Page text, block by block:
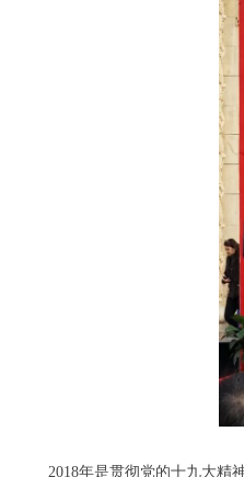
2018年是贯彻党的十九大精神